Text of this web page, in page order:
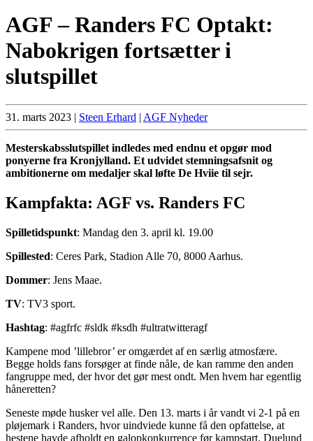
AGF – Randers FC Optakt:
Nabokrigen fortsætter i
slutspillet
31. marts 2023 | Steen Erhard | AGF Nyheder
Mesterskabsslutspillet indledes med endnu et opgør mod
ponyerne fra Kronjylland. Et udvidet stemningsafsnit og
ambitionerne om medaljer skal løfte De Hviie til sejr.
Kampfakta: AGF vs. Randers FC
Spilletidspunkt: Mandag den 3. april kl. 19.00
Spillested: Ceres Park, Stadion Alle 70, 8000 Aarhus.
Dommer: Jens Maae.
TV: TV3 sport.
Hashtag: #agfrfc #sldk #ksdh #ultratwitteragf
Kampene mod ’lillebror’ er omgærdet af en særlig atmosfære.
Begge holds fans forsøger at finde nåle, de kan ramme den anden
fangruppe med, der hvor det gør mest ondt. Men hvem har egentlig
håneretten?
Seneste møde husker vel alle. Den 13. marts i år vandt vi 2-1 på en
pløjemark i Randers, hvor uindviede kunne få den opfattelse, at
hestene havde afholdt en galopkonkurrence før kampstart. Duelund